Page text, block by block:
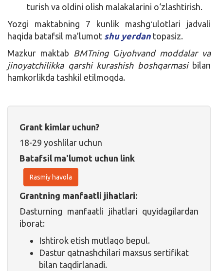
turish va oldini olish malakalarini o‘zlashtirish.
Yozgi maktabning 7 kunlik mashgʻulotlari jadvali
haqida batafsil ma’lumot shu yerdan topasiz.
Mazkur maktab BMTningGiyohvand moddalar va
jinoyatchilikka qarshi kurashish boshqarmasi bilan
hamkorlikda tashkil etilmoqda.
Grant kimlar uchun?
18-29 yoshlilar uchun
Batafsil ma'lumot uchun link
Rasmiy havola
Grantning manfaatli jihatlari:
Dasturning manfaatli jihatlari quyidagilardan
iborat:
Ishtirok etish mutlaqo bepul.
Dastur qatnashchilari maxsus sertifikat
bilan taqdirlanadi.